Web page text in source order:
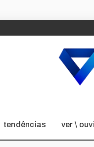
tendências ver \